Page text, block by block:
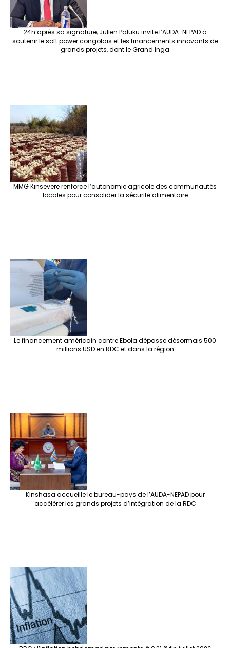
24h après sa signature, Julien Paluku invite l’AUDA-NEPAD à
soutenir le soft power congolais et les financements innovants de
grands projets, dont le Grand Inga
MMG Kinsevere renforce l’autonomie agricole des communautés
locales pour consolider la sécurité alimentaire
Le financement américain contre Ebola dépasse désormais 500
millions USD en RDC et dans la région
Kinshasa accueille le bureau-pays de l’AUDA-NEPAD pour
accélérer les grands projets d’intégration de la RDC